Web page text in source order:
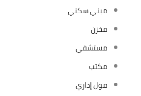
مبني سكني
مخزن
مستشفي
مكتب
مول إداري